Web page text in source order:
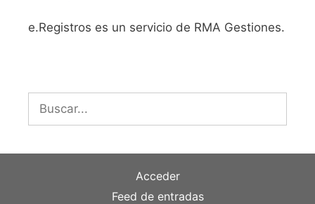
e.Registros es un servicio de RMA Gestiones.
Acceder
Feed de entradas